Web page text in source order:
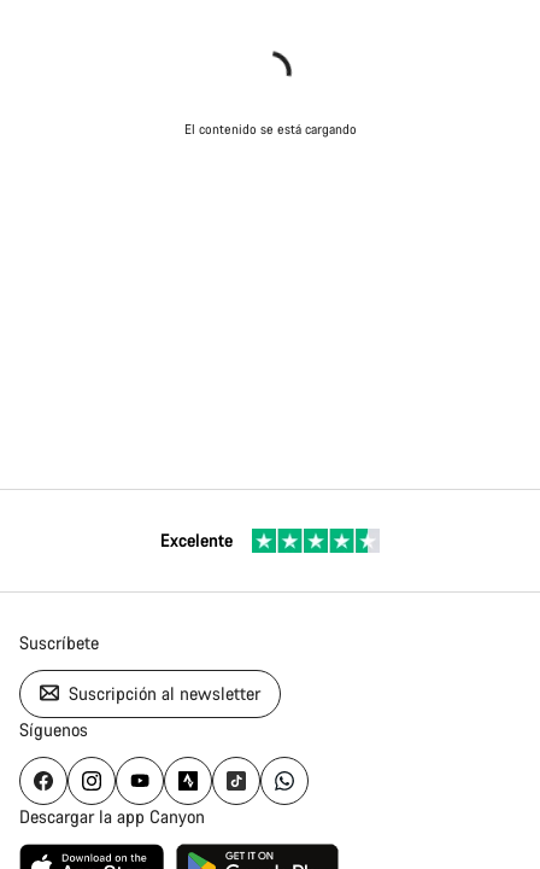
El contenido se está cargando
Excelente
Suscríbete
Suscripción al newsletter
Síguenos
Descargar la app Canyon